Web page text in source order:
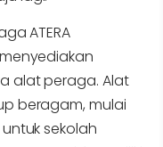
ATERA
alat peraga. Alat
beragam, mulai
sekolah